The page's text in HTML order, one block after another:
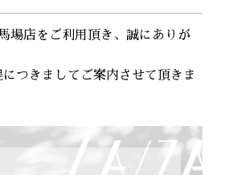
RECRUIT
場店をご利用頂き、誠にありが
つきましてご案内させて頂きま